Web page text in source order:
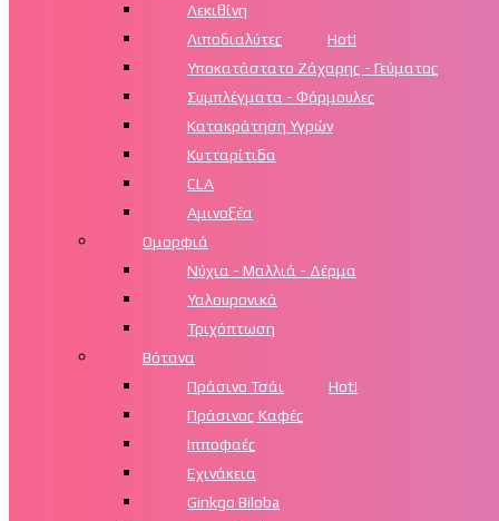
Λεκιθίνη
Λιποδιαλύτες
Hot!
Υποκατάστατο Ζάχαρης - Γεύματος
Συμπλέγματα - Φόρμουλες
Κατακράτηση Υγρών
Κυτταρίτιδα
CLA
Αμινοξέα
Ομορφιά
Νύχια - Μαλλιά - Δέρμα
Υαλουρονικά
Τριχόπτωση
Βότανα
Πράσινο Τσάι
Hot!
Πράσινος Καφές
Ιπποφαές
Εχινάκεια
Ginkgo Biloba